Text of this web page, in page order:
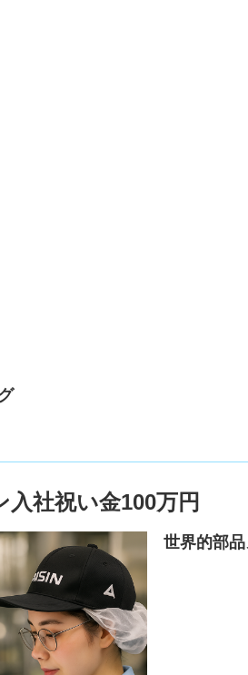
入社祝い金100万円
世界的部